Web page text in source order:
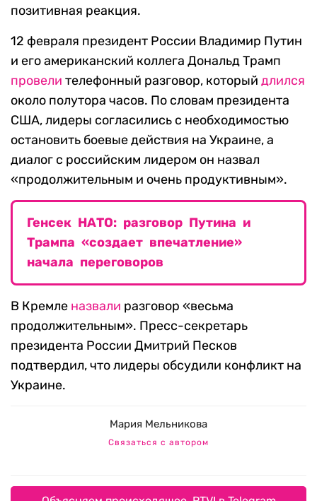
позитивная реакция.
12 февраля президент России Владимир Путин
и его американский коллега Дональд Трамп
провели телефонный разговор, который длился
около полутора часов. По словам президента
США, лидеры согласились с необходимостью
остановить боевые действия на Украине, а
диалог с российским лидером он назвал
«продолжительным и очень продуктивным».
Генсек НАТО: разговор Путина и
Трампа «создает впечатление»
начала переговоров
В Кремле назвали разговор «весьма
продолжительным». Пресс-секретарь
президента России Дмитрий Песков
подтвердил, что лидеры обсудили конфликт на
Украине.
Мария Мельникова
Связаться с автором